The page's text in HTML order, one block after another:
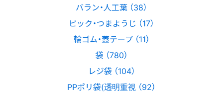
バラン・人工葉 （38）
ピック・つまようじ （17）
輪ゴム・蓋テープ （11）
袋 （780）
レジ袋 （104）
PPポリ袋(透明重視 （92）